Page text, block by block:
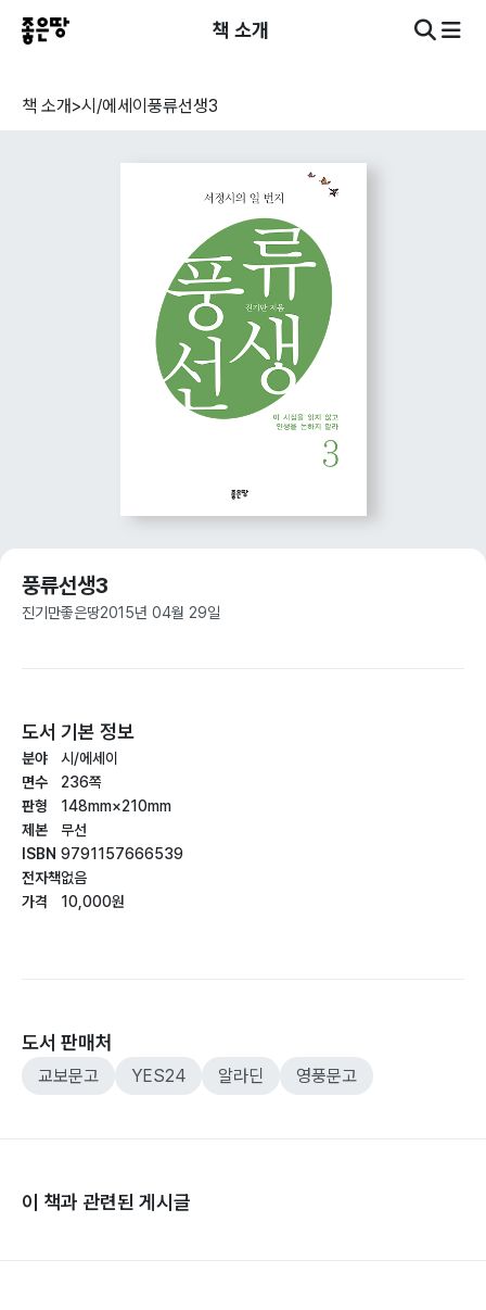
책 소개
책 소개>시/에세이 풍류선생3
풍류선생3
진기만좋은땅2015년 04월 29일
도서 기본 정보
분야
면수
판형
제본
ISBN
전자책
가격
시/에세이
236쪽
148mm×210mm
무선
9791157666539
없음
10,000원
도서 판매처
교보문고 YES24 알라딘 영풍문고
이 책과 관련된 게시글